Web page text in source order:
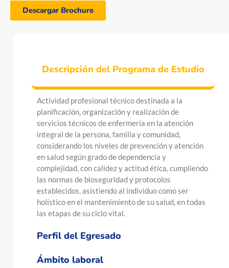
Descargar Brochure
Descripción del Programa de Estudio
Actividad profesional técnico destinada a la
planificación, organización y realización de
servicios técnicos de enfermería en la atención
integral de la persona, familia y comunidad,
considerando los niveles de prevención y atención
en salud según grado de dependencia y
complejidad, con calidez y actitud ética, cumpliendo
las normas de bioseguridad y protocolos
establecidos, asistiendo al individuo como ser
holístico en el mantenimiento de su salud, en todas
las etapas de su ciclo vital.
Perfil del Egresado
Ámbito laboral